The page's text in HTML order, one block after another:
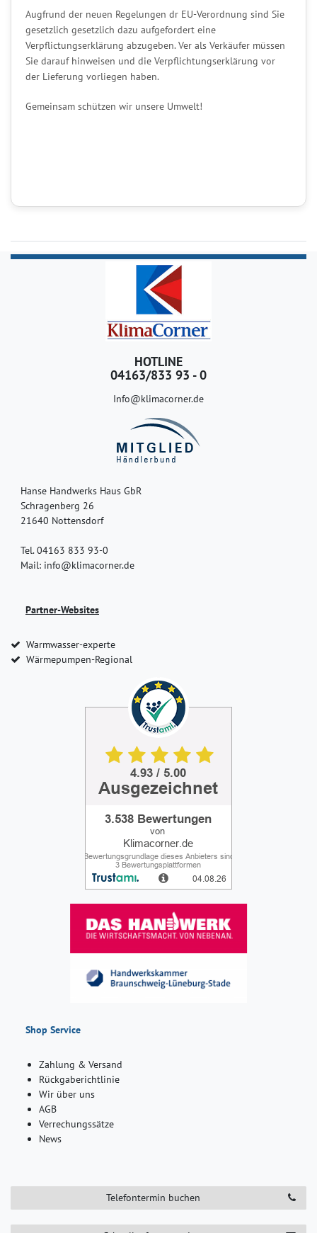
Augfrund der neuen Regelungen dr EU-Verordnung sind Sie
gesetzlich gesetzlich dazu aufgefordert eine
Verpflictungserklärung abzugeben. Ver als Verkäufer müssen
Sie darauf hinweisen und die Verpflichtungserklärung vor
der Lieferung vorliegen haben.
Gemeinsam schützen wir unsere Umwelt!
HOTLINE
04163/833 93 - 0
Info@klimacorner.de
Hanse Handwerks Haus GbR
Schragenberg 26
21640 Nottensdorf
Tel. 04163 833 93-0
Mail: info@klimacorner.de
Partner-Websites
Warmwasser-experte
Wärmepumpen-Regional
Shop Service
Zahlung & Versand
Rückgaberichtlinie
Wir über uns
AGB
Verrechungssätze
News
Telefontermin buchen